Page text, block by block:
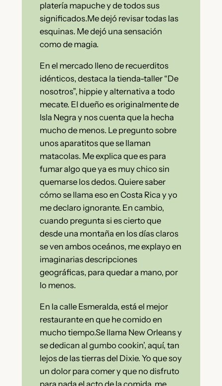
platería mapuche y de todos sus
significados.Me dejó revisar todas las
esquinas. Me dejó una sensación
como de magia.
En el mercado lleno de recuerditos
idénticos, destaca la tienda-taller “De
nosotros”, hippie y alternativa a todo
mecate. El dueño es originalmente de
Isla Negra y nos cuenta que la hecha
mucho de menos. Le pregunto sobre
unos aparatitos que se llaman
matacolas. Me explica que es para
fumar algo que ya es muy chico sin
quemarse los dedos. Quiere saber
cómo se llama eso en Costa Rica y yo
me declaro ignorante. En cambio,
cuando pregunta si es cierto que
desde una montaña en los días claros
se ven ambos oceános, me explayo en
imaginarias descripciones
geográficas, para quedar a mano, por
lo menos.
En la calle Esmeralda, está el mejor
restaurante en que he comido en
mucho tiempo.Se llama New Orleans y
se dedican al gumbo cookin’, aquí, tan
lejos de las tierras del Dixie. Yo que soy
un dolor para comer y que no disfruto
para nada el acto de la comida, me